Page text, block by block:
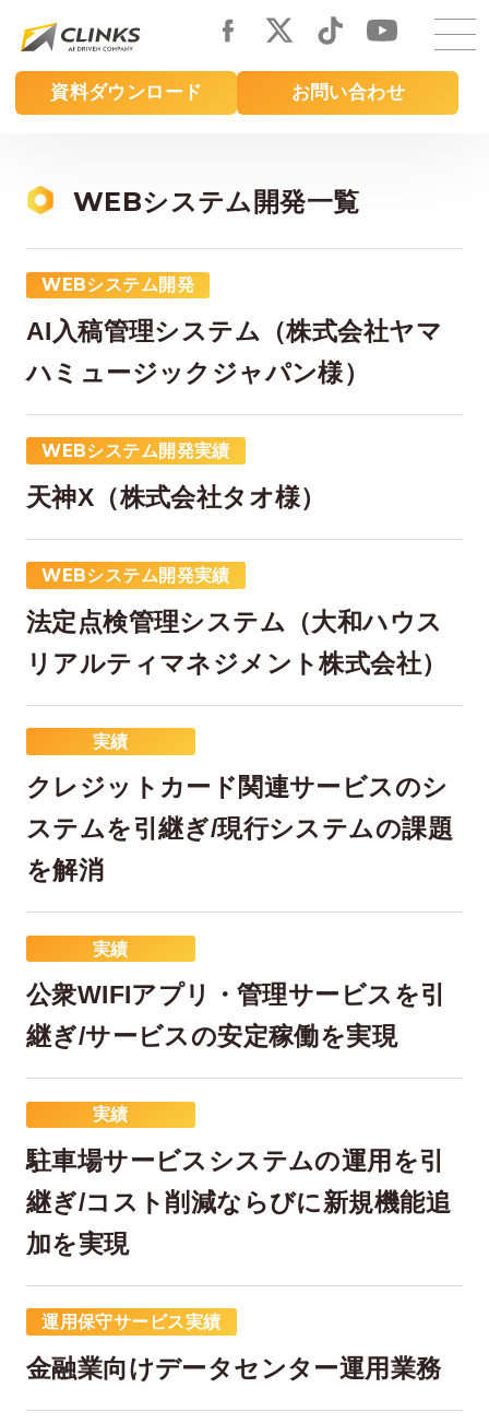
main
content
資料ダウンロード お問い合わせ
在宅率
%
2026年7月時点
1,290
2026年6月時点
WEBシステム開発一覧
WEBシステム開発
AI入稿管理システム（株式会社ヤマ
ハミュージックジャパン様）
WEBシステム開発実績
天神X（株式会社タオ様）
WEBシステム開発実績
法定点検管理システム（大和ハウス
リアルティマネジメント株式会社）
実績
クレジットカード関連サービスのシ
ステムを引継ぎ/現行システムの課題
を解消
実績
公衆WIFIアプリ・管理サービスを引
継ぎ/サービスの安定稼働を実現
実績
駐車場サービスシステムの運用を引
継ぎ/コスト削減ならびに新規機能追
加を実現
運用保守サービス実績
金融業向けデータセンター運用業務